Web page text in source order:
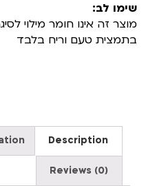
שימו לב:
מוצר זה אינו חומר מילוי
בתמצית טעם וריח בלבד
Description
Reviews (0)